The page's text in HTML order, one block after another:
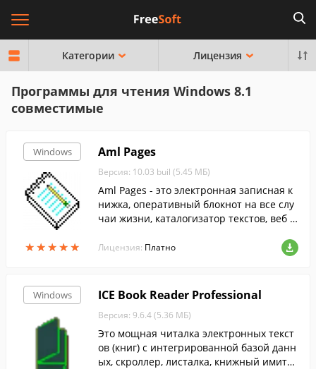
Категории Лицензия
Программы для чтения Windows 8.1
совместимые
Windows
★★★★★
★★★★★
Aml Pages
Версия: 10.03 buil (5.45 МБ)
Aml Pages - это электронная записная к
нижка, оперативный блокнот на все слу
чаи жизни, каталогизатор текстов, веб с
Лицензия: Платно
Windows ICE Book Reader Professional
Версия: 9.6.4 (5.36 МБ)
Это мощная читалка электронных текст
ов (книг) с интегрированной базой данн
ых, скроллер, листалка, книжный имитат